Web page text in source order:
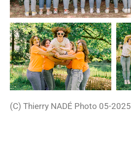
(C) Thierry NADÉ Photo 05-2025